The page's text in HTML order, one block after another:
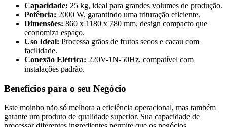
Capacidade: 25 kg, ideal para grandes volumes de produção.
Potência: 2000 W, garantindo uma trituração eficiente.
Dimensões: 860 x 1180 x 780 mm, design compacto que
economiza espaço.
Uso Ideal: Processa grãos de frutos secos e cacau com
facilidade.
Conexão Elétrica: 220V-1N-50Hz, compatível com
instalações padrão.
Benefícios para o seu Negócio
Este moinho não só melhora a eficiência operacional, mas também
garante um produto de qualidade superior. Sua capacidade de